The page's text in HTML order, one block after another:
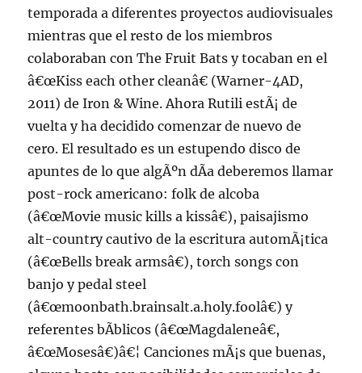
temporada a diferentes proyectos audiovisuales
mientras que el resto de los miembros
colaboraban con The Fruit Bats y tocaban en el
â€œKiss each other cleanâ€ (Warner-4AD,
2011) de Iron & Wine. Ahora Rutili estÃ¡ de
vuelta y ha decidido comenzar de nuevo de
cero. El resultado es un estupendo disco de
apuntes de lo que algÃºn dÃ­a deberemos llamar
post-rock americano: folk de alcoba
(â€œMovie music kills a kissâ€), paisajismo
alt-country cautivo de la escritura automÃ¡tica
(â€œBells break armsâ€), torch songs con
banjo y pedal steel
(â€œmoonbath.brainsalt.a.holy.foolâ€) y
referentes bÃ­blicos (â€œMagdaleneâ€,
â€œMosesâ€)â€¦ Canciones mÃ¡s que buenas,